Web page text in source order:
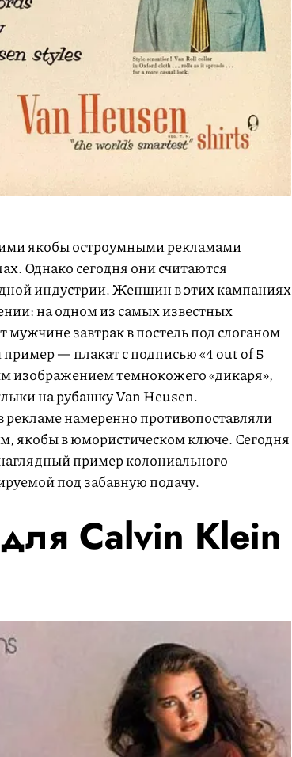
якобы остроумными рекламами
Однако сегодня они считаются
индустрии. Женщин в этих кампаниях
на одном из самых известных
мужчине завтрак в постель под слоганом
пример — плакат с подписью «4 out of 5
изображением темнокожего «дикаря»,
на рубашку Van Heusen.
намеренно противопоставляли
якобы в юмористическом ключе. Сегодня
пример колониального
под забавную подачу.
Calvin Klein